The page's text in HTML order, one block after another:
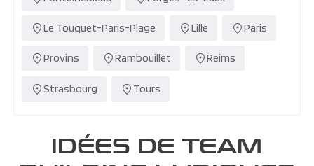
Le Touquet-Paris-Plage Lille Paris
Provins Rambouillet Reims
Strasbourg Tours
IDÉES DE TEAM